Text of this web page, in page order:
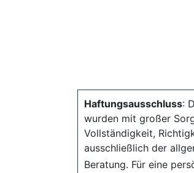
Haftungsausschluss:
wurden mit großer
Vollständigkeit,
ausschließlich der
Beratung. Für eine